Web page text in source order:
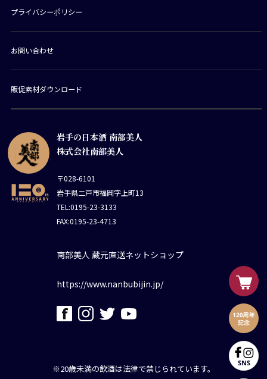
岩手の日本酒 南部美人
株式会社南部美人
〒028-6101
岩手県二戸市福岡字上町13
TEL:0195-23-3133
FAX:0195-23-4713
南部美人 蔵元直送ネットショップ
https://www.nanbubijin.jp/
プライバシーポリシー
お問い合わせ
販促素材ダウンロード
※20歳未満の飲酒は法律で禁じられています。